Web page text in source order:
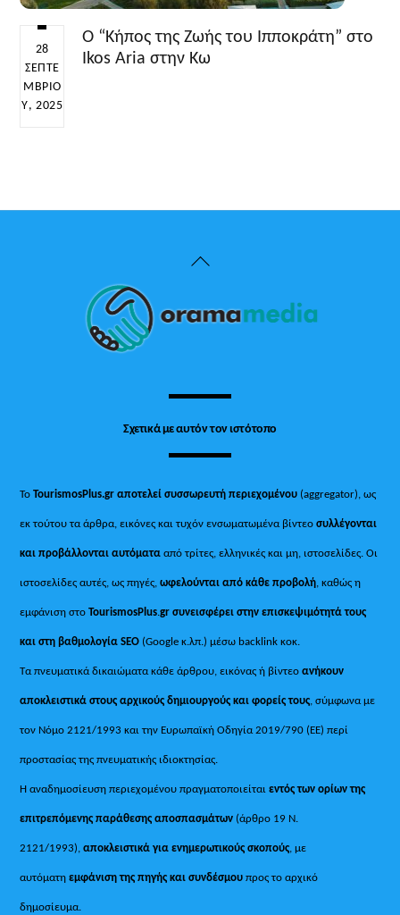
28
ΣΕΠΤΕ
ΜΒΡΊΟ
Υ, 2025
O “Κήπος της Ζωής του Ιπποκράτη” στο
Ikos Aria στην Κω
Back
Top
Σχετικά με αυτόν τον ιστότοπο
ΤοTourismosPlus.gr αποτελεί συσσωρευτή περιεχομένου (aggregator), ως
εκ τούτου τα άρθρα, εικόνες και τυχόν ενσωματωμένα βίντεοσυλλέγονται
και προβάλλονται αυτόματααπό τρίτες, ελληνικές και μη, ιστοσελίδες. Οι
ιστοσελίδες αυτές, ως πηγές,ωφελούνται από κάθε προβολή, καθώς η
εμφάνιση στοTourismosPlus.gr συνεισφέρει στην επισκεψιμότητά τους
και στη βαθμολογία SEO (Google κ.λπ.) μέσω backlink κοκ.
Τα πνευματικά δικαιώματα κάθε άρθρου, εικόνας ή βίντεοανήκουν
αποκλειστικά στους αρχικούς δημιουργούς και φορείς τους, σύμφωνα με
τον Νόμο 2121/1993 και την Ευρωπαϊκή Οδηγία 2019/790 (ΕΕ) περί
προστασίας της πνευματικής ιδιοκτησίας.
Η αναδημοσίευση περιεχομένου πραγματοποιείταιεντός των ορίων της
επιτρεπόμενης παράθεσης αποσπασμάτων (άρθρο 19 Ν.
2121/1993), αποκλειστικά για ενημερωτικούς σκοπούς, με
αυτόματηεμφάνιση της πηγής και συνδέσμου προς το αρχικό
δημοσίευμα.